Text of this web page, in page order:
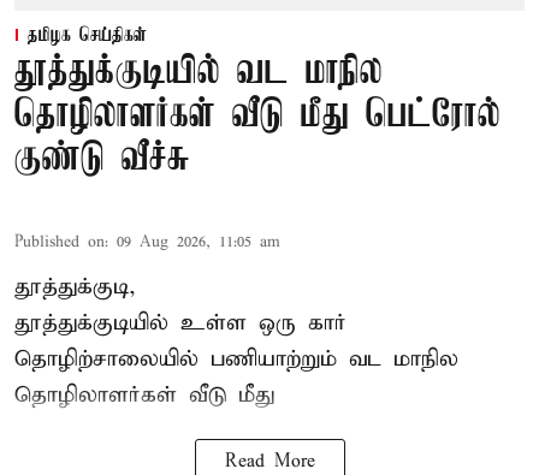
தமிழக செய்திகள்
தூத்துக்குடியில் வட மாநில
தொழிலாளர்கள் வீடு மீது பெட்ரோல்
குண்டு வீச்சு
Published on: 09 Aug 2026, 11:05 am
தூத்துக்குடி,
தூத்துக்குடியில் உள்ள ஒரு கார்
தொழிற்சாலையில் பணியாற்றும் வட மாநில
தொழிலாளர்கள் வீடு மீது
Read More